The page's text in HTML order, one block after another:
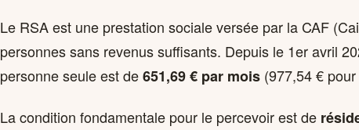
Le RSA est une prestation sociale versée par la CAF
personnes sans revenus suffisants. Depuis le 1er avril
personne seule est de651,69 € par mois (977,54 €
La condition fondamentale pour le percevoir est de